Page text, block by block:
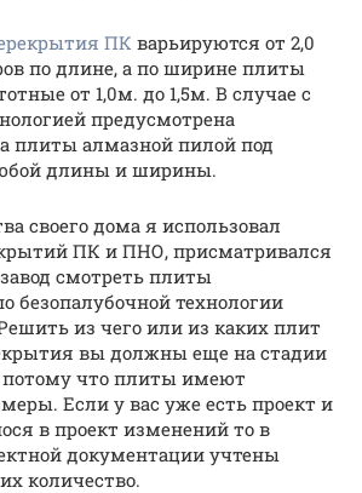
ПК варьируются от 2,0
по длине, а по ширине плиты
от 1,0м. до 1,5м. В случае с
предусмотрена
плиты алмазной пилой под
длины и ширины.
своего дома я использовал
ПК и ПНО, присматривался
смотреть плиты
безопалубочной технологии
из чего или из каких плит
вы должны еще на стадии
потому что плиты имеют
Если у вас уже есть проект и
в проект изменений то в
документации учтены
количество.